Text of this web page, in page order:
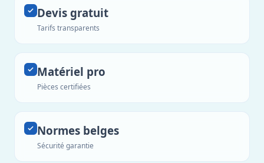
Devis gratuit
Tarifs transparents
Matériel pro
Pièces certifiées
Normes belges
Sécurité garantie